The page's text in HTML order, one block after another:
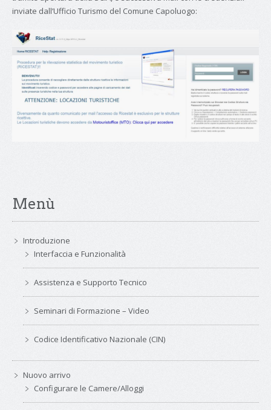
inviate dall’Ufficio Turismo del Comune Capoluogo:
Menù
Introduzione
Interfaccia e Funzionalità
Assistenza e Supporto Tecnico
Seminari di Formazione – Video
Codice Identificativo Nazionale (CIN)
Nuovo arrivo
Configurare le Camere/Alloggi